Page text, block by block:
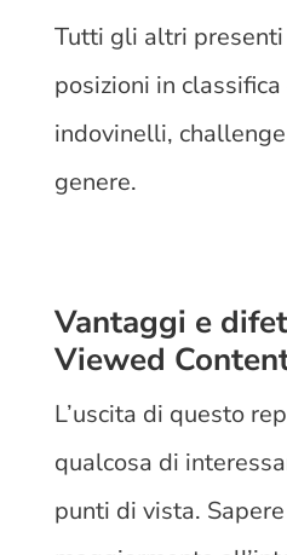
Tutti gli altri
posizioni in
indovinelli,
genere.
Vantaggi e
Viewed
L’uscita di questo
qualcosa di
punti di vista.